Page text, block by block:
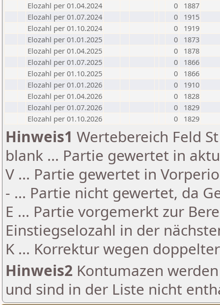
Elozahl per 01.04.2024
0
1887
Elozahl per 01.07.2024
0
1915
Elozahl per 01.10.2024
0
1919
Elozahl per 01.01.2025
0
1873
Elozahl per 01.04.2025
0
1878
Elozahl per 01.07.2025
0
1866
Elozahl per 01.10.2025
0
1866
Elozahl per 01.01.2026
0
1910
Elozahl per 01.04.2026
0
1828
Elozahl per 01.07.2026
0
1829
Elozahl per 01.10.2026
0 1829
Hinweis1 Wertebereich Feld
blank ... Partie gewertet in
V ... Partie gewertet in
- ... Partie nicht gewertet, da
E ... Partie vorgemerkt zur
Einstiegselozahl in der
K ... Korrektur wegen
Hinweis2 Kontumazen
und sind in der Liste nicht